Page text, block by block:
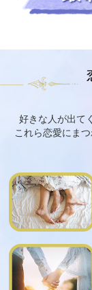
好きな人が出て
これら恋愛にま